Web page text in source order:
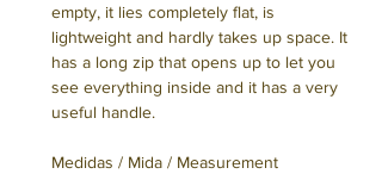
empty, it lies completely flat, is
lightweight and hardly takes up space. It
has a long zip that opens up to let you
see everything inside and it has a very
useful handle.
Medidas / Mida / Measurement